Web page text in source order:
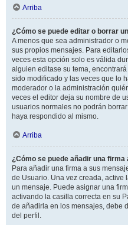
Arriba
¿Cómo se puede editar o borrar
A menos que sea administrador o
sus propios mensajes. Para
veces esta opción solo es válida
alguien editase su tema,
sido modificado y las veces que lo
moderador o la administración
veces el editor deja su nombre de
usuarios normales no podrán
haya respondido al mismo.
Arriba
¿Cómo se puede añadir una firma
Para añadir una firma a sus
de Usuario. Una vez creada, active
un mensaje. Puede asignar una
activando la casilla correcta en su
de añadirla en los mensajes, debe
del perfil.